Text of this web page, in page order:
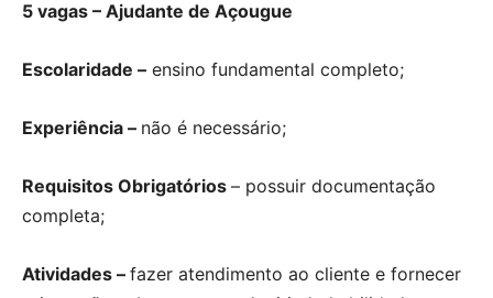
5 vagas – Ajudante de Açougue
Escolaridade – ensino fundamental completo;
Experiência – não é necessário;
Requisitos Obrigatórios – possuir documentação
completa;
Atividades – fazer atendimento ao cliente e fornecer